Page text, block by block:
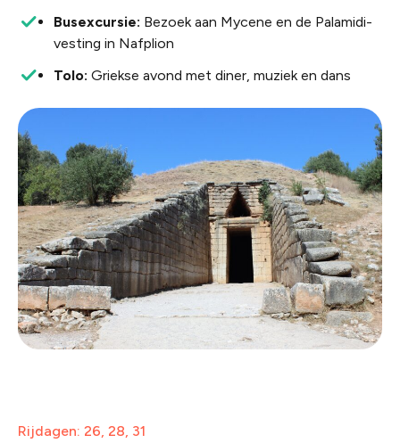
Busexcursie: Bezoek aan Mycene en de Palamidi-
vesting in Nafplion
Tolo: Griekse avond met diner, muziek en dans
Rijdagen: 26, 28, 31